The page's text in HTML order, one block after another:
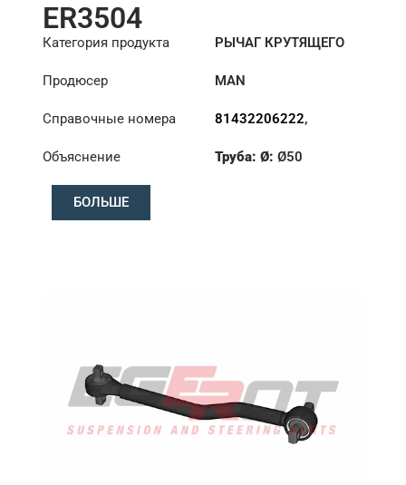
ER3504
Категория продукта
РЫЧАГ КРУТЯЩЕГО
Продюсер
MAN
Справочные номера 81432206222,
81432206283
Объяснение Труба: Ø: Ø50
БОЛЬШЕ